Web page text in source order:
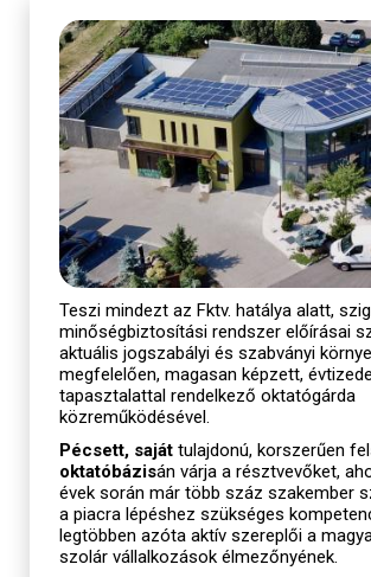
Teszi mindezt az Fktv. hatálya alatt,
minőségbiztosítási rendszer előírásai
aktuális jogszabályi és szabványi
megfelelően, magasan képzett,
tapasztalattal rendelkező oktatógárda
közreműködésével.
Pécsett, saját tulajdonú, korszerűen
oktatóbázisán várja a résztvevőket,
évek során már több száz szakember
a piacra lépéshez szükséges
legtöbben azóta aktív szereplői a
szolár vállalkozások élmezőnyének.